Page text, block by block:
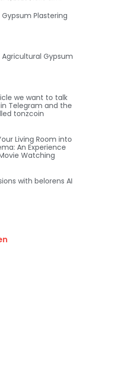
Plastering
Gypsum
we want to talk
Telegram and the
tonzcoin
Living Room into
An Experience
Watching
with belorens AI